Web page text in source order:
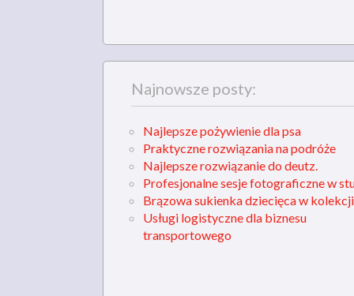
Najnowsze posty:
Najlepsze pożywienie dla psa
Praktyczne rozwiązania na podróże
Najlepsze rozwiązanie do deutz.
Profesjonalne sesje fotograficzne w
Brązowa sukienka dziecięca w
Usługi logistyczne dla biznesu
transportowego